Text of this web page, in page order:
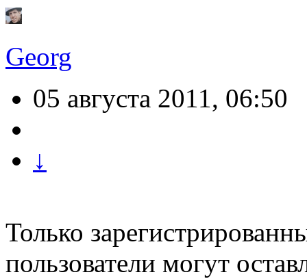
Georg
05 августа 2011, 06:50
↓
Только
пользователи могут